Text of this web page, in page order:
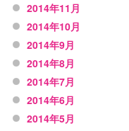
2014年11月
2014年10月
2014年9月
2014年8月
2014年7月
2014年6月
2014年5月